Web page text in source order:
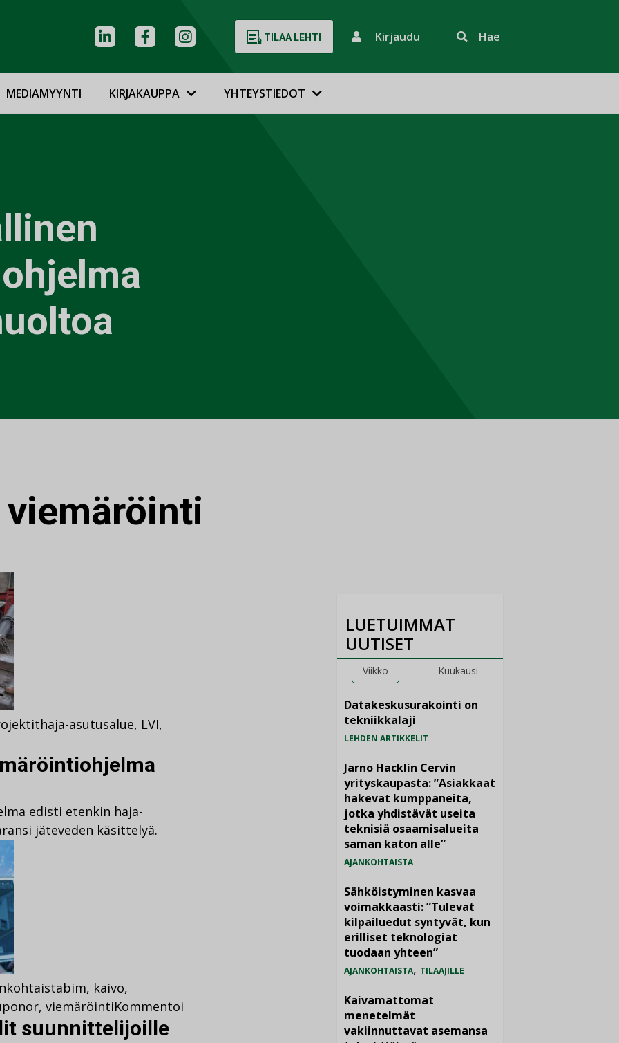
TILAA LEHTI Kirjaudu Hae
MEDIAMYYNTI KIRJAKAUPPA YHTEYSTIEDOT
viemäröinti
haja-asutusalue, LVI,
edisti etenkin haja-
jäteveden käsittelyä.
bim, kaivo,
, viemäröintiKommentoi
suunnittelijoille
LUETUIMMAT
UUTISET
Viikko Kuukausi
Datakeskusurakointi on
tekniikkalaji
LEHDEN ARTIKKELIT
Jarno Hacklin Cervin
yrityskaupasta: ”Asiakkaat
hakevat kumppaneita,
jotka yhdistävät useita
teknisiä osaamisalueita
saman katon alle”
AJANKOHTAISTA
Sähköistyminen kasvaa
voimakkaasti: ”Tulevat
kilpailuedut syntyvät, kun
erilliset teknologiat
tuodaan yhteen”
AJANKOHTAISTA, TILAAJILLE
Kaivamattomat
menetelmät
vakiinnuttavat asemansa